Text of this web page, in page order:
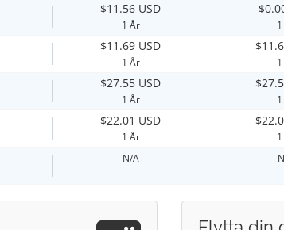
$11.56 USD
1 År
$11.69 USD
1 År
$27.55 USD
1 År
$22.01 USD
1 År
N/A